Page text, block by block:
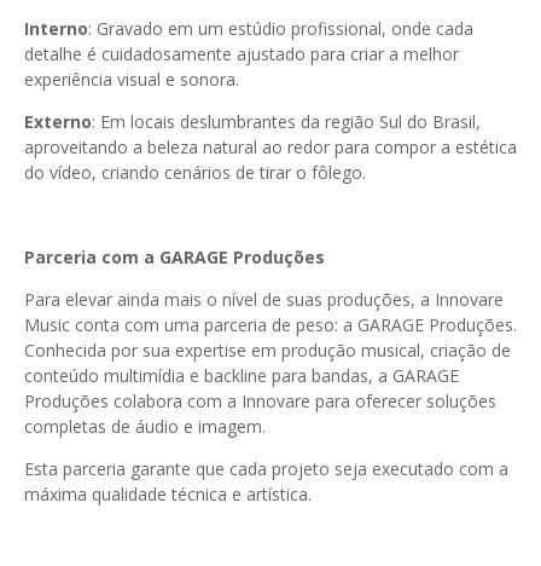
Interno: Gravado em um estúdio profissional, onde cada
detalhe é cuidadosamente ajustado para criar a melhor
experiência visual e sonora.
Externo: Em locais deslumbrantes da região Sul do Brasil,
aproveitando a beleza natural ao redor para compor a estética
do vídeo, criando cenários de tirar o fôlego.
Parceria com a GARAGE Produções
Para elevar ainda mais o nível de suas produções, a Innovare
Music conta com uma parceria de peso: a GARAGE Produções.
Conhecida por sua expertise em produção musical, criação de
conteúdo multimídia e backline para bandas, a GARAGE
Produções colabora com a Innovare para oferecer soluções
completas de áudio e imagem.
Esta parceria garante que cada projeto seja executado com a
máxima qualidade técnica e artística.